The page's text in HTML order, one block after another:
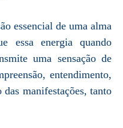
essencial de uma alma
essa energia quando
uma sensação de
entendimento,
manifestações, tanto